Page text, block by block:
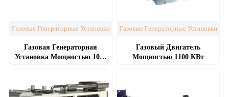
Газовые Генераторные Установки
Газовая Генераторная
Установка Мощностью 1000
Газовые Генераторные Установки
Газовый Двигатель
Мощностью 1100 КВт